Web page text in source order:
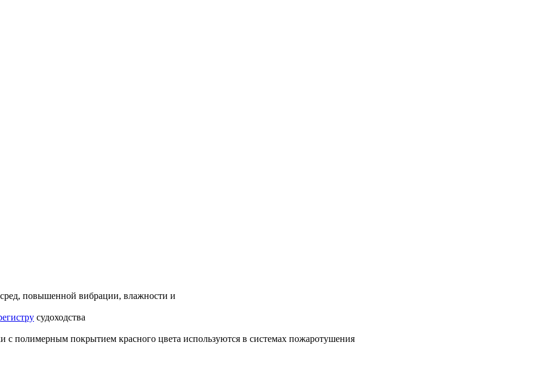
повышенной вибрации, влажности и
судоходства
полимерным покрытием красного цвета используются в системах пожаротушения